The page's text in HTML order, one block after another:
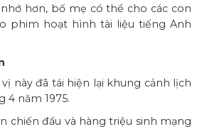
hơn, bố mẹ có thể cho các con
phim hoạt hình tài liệu tiếng Anh
này đã tái hiện lại khung cảnh lịch
4 năm 1975.
chiến đấu và hàng triệu sinh mạng